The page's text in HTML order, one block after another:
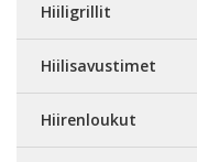
Hiiligrillit
Hiilisavustimet
Hiirenloukut